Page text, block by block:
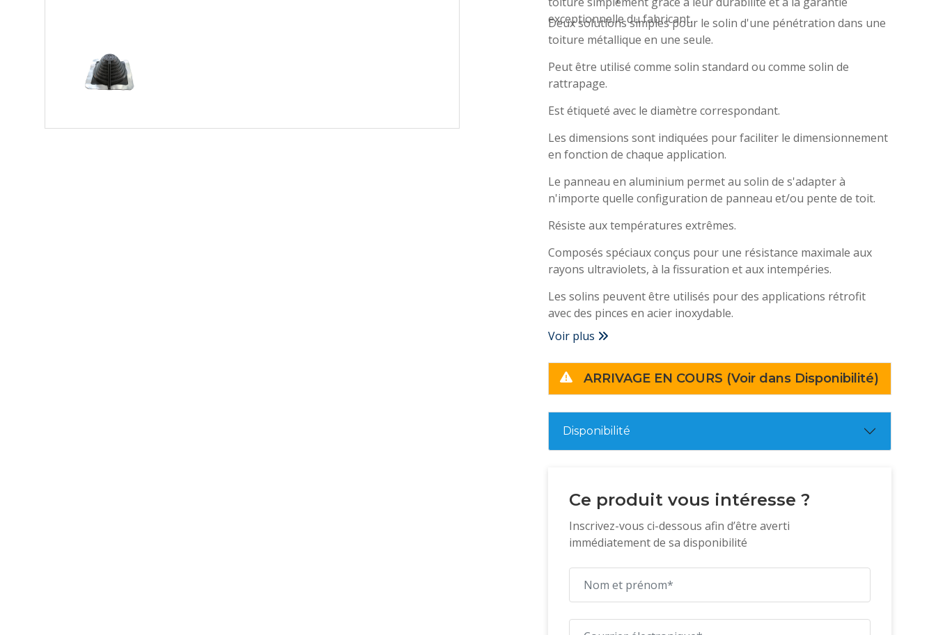
exceptionnelle du fabricant.
Deux solutions simples pour le solin d'une pénétration dans une
toiture métallique en une seule.
Peut être utilisé comme solin standard ou comme solin de
rattrapage.
Est étiqueté avec le diamètre correspondant.
Les dimensions sont indiquées pour faciliter le dimensionnement
en fonction de chaque application.
Le panneau en aluminium permet au solin de s'adapter à
n'importe quelle configuration de panneau et/ou pente de toit.
Résiste aux températures extrêmes.
Composés spéciaux conçus pour une résistance maximale aux
rayons ultraviolets, à la fissuration et aux intempéries.
Les solins peuvent être utilisés pour des applications rétrofit
avec des pinces en acier inoxydable.
Voir plus
ARRIVAGE EN COURS (Voir dans Disponibilité)
Disponibilité
Ce produit vous intéresse ?
Inscrivez-vous ci-dessous afin d’être averti
immédiatement de sa disponibilité